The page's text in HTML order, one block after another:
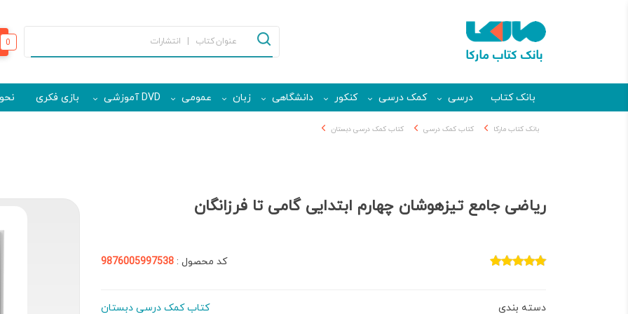
0
بانک کتاب درسی کمک درسی کنکور دانشگاهی زبان عمومی DVD آموزشی بازی فکری
بانک کتاب مارکا کتاب کمک درسی کتاب کمک درسی دبستان
ریاضی جامع تیزهوشان چهارم ابتدایی گامی تا فرزانگان
کد محصول : 9876005997538
دسته بندی کتاب کمک درسی دبستان